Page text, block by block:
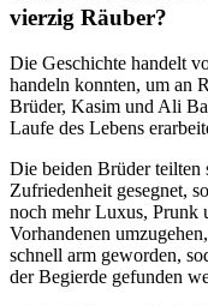
vierzig Räuber?
Die Geschichte handelt
handeln konnten, um an
Brüder, Kasim und Ali
Laufe des Lebens
Die beiden Brüder teilten
Zufriedenheit gesegnet,
noch mehr Luxus, Prunk
Vorhandenen
schnell arm geworden,
der Begierde gefunden